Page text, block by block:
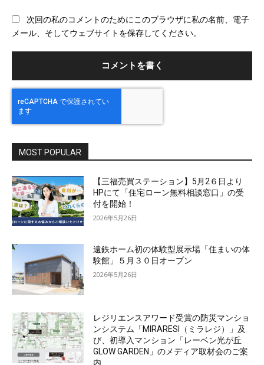
次回の私のコメントのためにこのブラウザに私の名前、電子
メール、そしてウェブサイトを保存してください。
MOST POPULAR
【三福売買ステーション】5月2６日より
HPにて「住宅ローン無料相談窓口」の受
付を開始！
2026年5月26日
遠鉄ホーム初の体験型展示場「住まいの体
験館」５月３０日オープン
2026年5月26日
レジリエンスアワード受賞の防災マンショ
ンシステム「MIRARESI（ミラレジ）」及
び、初導入マンション「レーベン光が丘
GLOW GARDEN」のメディア取材会のご案
内